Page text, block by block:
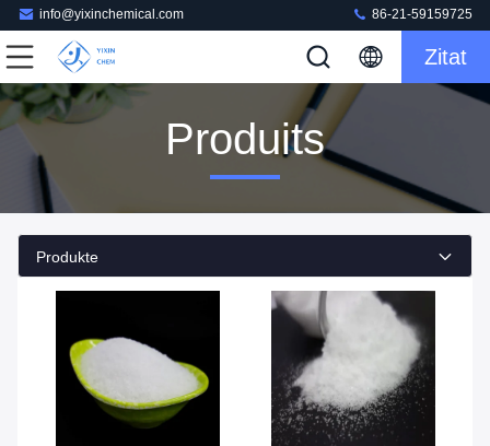
info@yixinchemical.com 86-21-59159725
Zitat
Produits
Produkte